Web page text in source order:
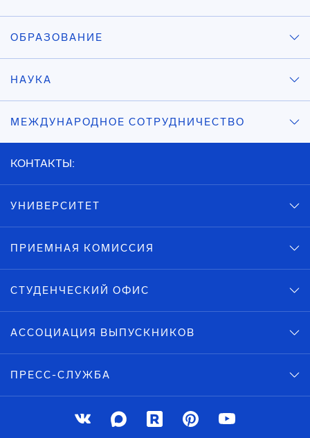
ОБРАЗОВАНИЕ
НАУКА
МЕЖДУНАРОДНОЕ СОТРУДНИЧЕСТВО
КОНТАКТЫ:
УНИВЕРСИТЕТ
ПРИЕМНАЯ КОМИССИЯ
СТУДЕНЧЕСКИЙ ОФИС
АССОЦИАЦИЯ ВЫПУСКНИКОВ
ПРЕСС-СЛУЖБА